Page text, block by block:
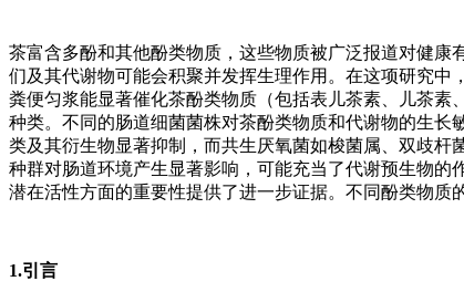
茶富含多酚和其他酚类物质，这些物质被广泛报道对健
们及其代谢物可能会积聚并发挥生理作用。在这项研究
粪便匀浆能显著催化茶酚类物质（包括表儿茶素、儿茶
种类。不同的肠道细菌菌株对茶酚类物质和代谢物的生
类及其衍生物显著抑制，而共生厌氧菌如梭菌属、双歧
种群对肠道环境产生显著影响，可能充当了代谢预生物
潜在活性方面的重要性提供了进一步证据。不同酚类物质
1.引言